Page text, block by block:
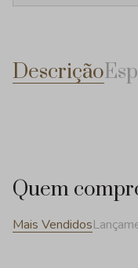
Descrição
Quem
Mais Vendidos